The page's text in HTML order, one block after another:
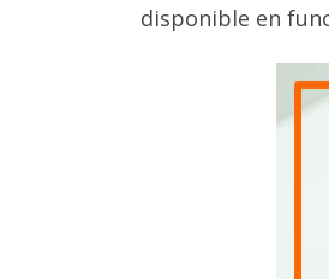
disponible en